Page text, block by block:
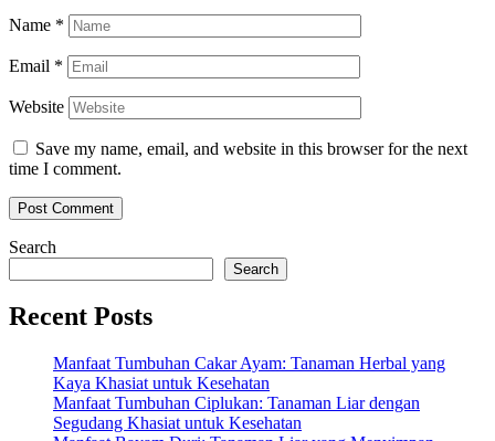
Name *
Email *
Website
Save my name, email, and website in this browser for the next
time I comment.
Search
Search
Recent Posts
Manfaat Tumbuhan Cakar Ayam: Tanaman Herbal yang
Kaya Khasiat untuk Kesehatan
Manfaat Tumbuhan Ciplukan: Tanaman Liar dengan
Segudang Khasiat untuk Kesehatan